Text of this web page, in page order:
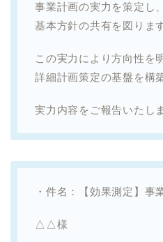
事業計画の実力を策定し、
基本方針の共有を図りま
この実力により方向性を
詳細計画策定の基盤を構
実力内容をご報告いたし
・件名：【効果測定】事
△△様